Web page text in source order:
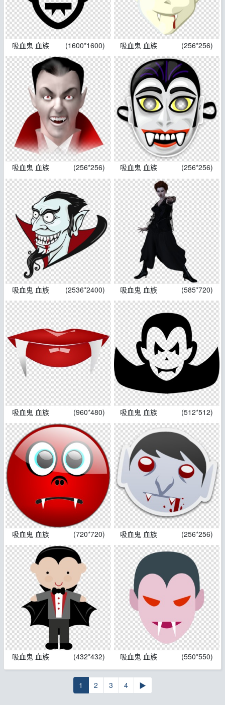
吸血鬼 血族 (1600*1600) 吸血鬼 血族 (256*256)
吸血鬼 血族 (256*256) 吸血鬼 血族 (256*256)
吸血鬼 血族 (2536*2400) 吸血鬼 血族 (585*720)
吸血鬼 血族 (960*480) 吸血鬼 血族 (512*512)
吸血鬼 血族 (720*720) 吸血鬼 血族 (256*256)
吸血鬼 血族 (432*432) 吸血鬼 血族 (550*550)
1 2 3 4 ▶